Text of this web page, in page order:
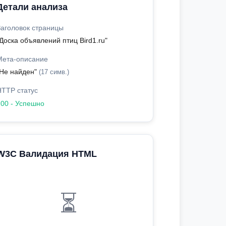
анализа
страницы
объявлений птиц Bird1.ru"
описание
найден" (17 симв.)
статус
- Успешно
Валидация HTML
⏳